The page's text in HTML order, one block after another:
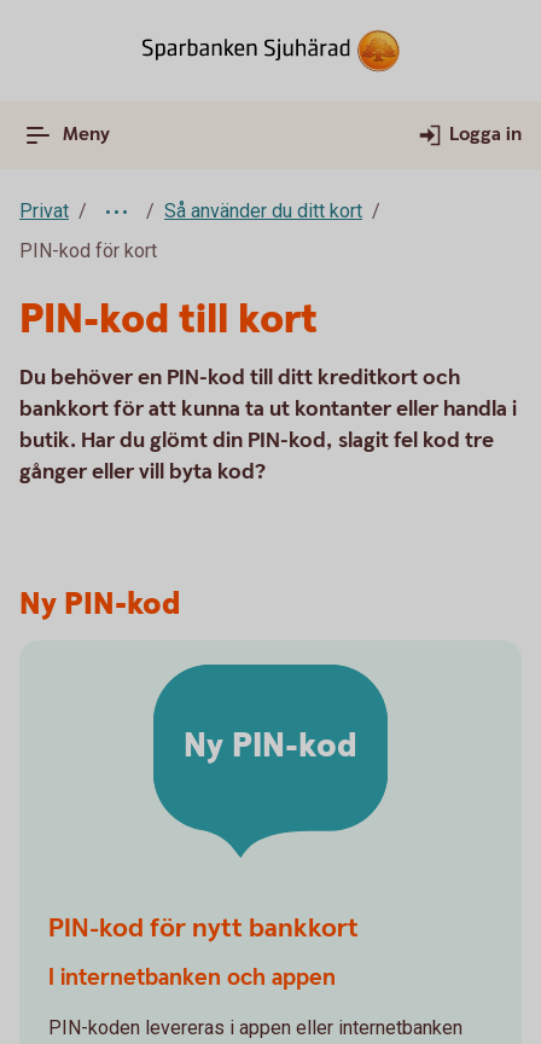
Meny Logga in
Privat
Så använder du ditt kort
PIN-kod för kort
PIN-kod till kort
Du behöver en PIN-kod till ditt kreditkort och
bankkort för att kunna ta ut kontanter eller handla i
butik. Har du glömt din PIN-kod, slagit fel kod tre
gånger eller vill byta kod?
Ny PIN-kod
Ny PIN-kod
PIN-kod för nytt bankkort
I internetbanken och appen
PIN-koden levereras i appen eller internetbanken